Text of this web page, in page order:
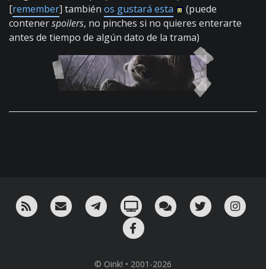
[remember] también os gustará esta
(puede
contenerspoilers, no pinches si no quieres enterarte
antes de tiempo de algún dato de la trama)
RSS ¡Mándame un email!¡Nuestro canal en Telegram!
Oink! TV Charla con nosotros
Twitter
© Oink! • 2001-2026